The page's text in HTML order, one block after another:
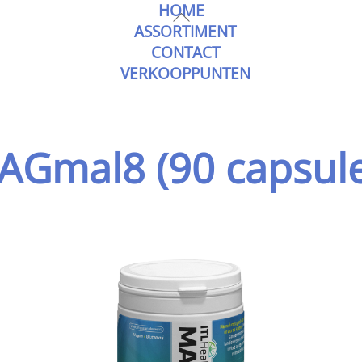
Skip
to
content
HOME
ASSORTIMENT
CONTACT
VERKOOPPUNTEN
(90
Back
To
Top